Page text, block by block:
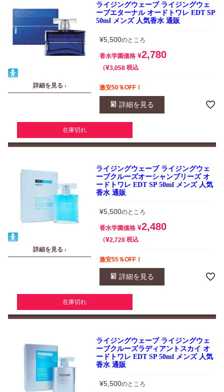
詳細を見る ›
ライジングウェーブ ライジングウェ
ーブエターナル オードトワレ EDT SP
50ml メンズ 人気香水 通販
¥5,500のところ
香水学園価格 ¥2,780
¥3,058 税込
激安50％OFF！
詳細を見る
在庫切れ
詳細を見る ›
ライジングウェーブ ライジングウェ
ーブクルーズオーシャンブリーズ オ
ードトワレ EDT SP 50ml メンズ 人気
香水 通販
¥5,500のところ
香水学園価格 ¥2,480
¥2,728 税込
激安55％OFF！
詳細を見る
在庫切れ
ライジングウェーブ ライジングウェ
ーブクルーズラディアントスカイ オ
ードトワレ EDT SP 50ml メンズ 人気
香水 通販
¥5,500のところ